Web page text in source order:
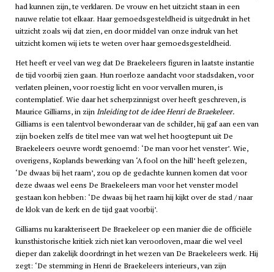
had kunnen zijn, te verklaren. De vrouw en het uitzicht staan in een
nauwe relatie tot elkaar. Haar gemoedsgesteldheid is uitgedrukt in het
uitzicht zoals wij dat zien, en door middel van onze indruk van het
uitzicht komen wij iets te weten over haar gemoedsgesteldheid.
Het heeft er veel van weg dat De Braekeleers figuren in laatste instantie
de tijd voorbij zien gaan. Hun roerloze aandacht voor stadsdaken, voor
verlaten pleinen, voor roestig licht en voor vervallen muren, is
contemplatief. Wie daar het scherpzinnigst over heeft geschreven, is
Maurice Gilliams, in zijnInleiding tot de idee Henri de Braekeleer.
Gilliams is een talentvol bewonderaar van de schilder, hij gaf aan een van
zijn boeken zelfs de titel mee van wat wel het hoogtepunt uit De
Braekeleers oeuvre wordt genoemd: ‘De man voor het venster’. Wie,
overigens, Koplands bewerking van ‘A fool on the hill’ heeft gelezen,
‘De dwaas bij het raam’, zou op de gedachte kunnen komen dat voor
deze dwaas wel eens De Braekeleers man voor het venster model
gestaan kon hebben: ‘De dwaas bij het raam hij kijkt over de stad / naar
de klok van de kerk en de tijd gaat voorbij’.
Gilliams nu karakteriseert De Braekeleer op een manier die de officiële
kunsthistorische kritiek zich niet kan veroorloven, maar die wel veel
dieper dan zakelijk doordringt in het wezen van De Braekeleers werk. Hij
zegt: ‘De stemming in Henri de Braekeleers interieurs, van zijn